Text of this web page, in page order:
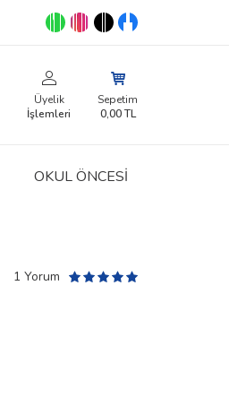
Üyelik
İşlemleri
Sepetim
0,00TL
OKUL ÖNCESİ
1 Yorum